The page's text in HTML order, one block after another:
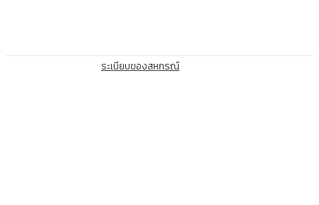
ระเบียบของสหกรณ์